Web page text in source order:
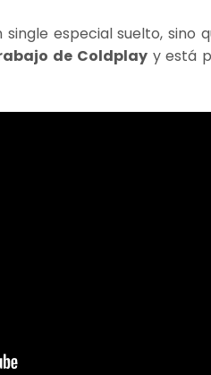
especial suelto, sino
de Coldplayy está